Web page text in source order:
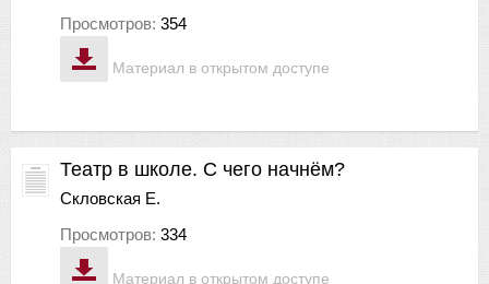
Материал в открытом доступе
Просмотров: 354
Материал в открытом доступе
Театр в школе. С чего начнём?
Скловская Е.
Просмотров: 334